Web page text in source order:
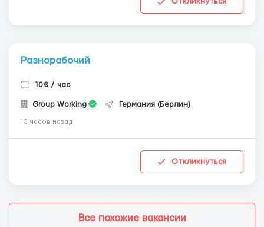
Разнорабочий
10€ / час
Group Working Германия (Берлин)
13 часов назад
Откликнуться
Все похожие вакансии